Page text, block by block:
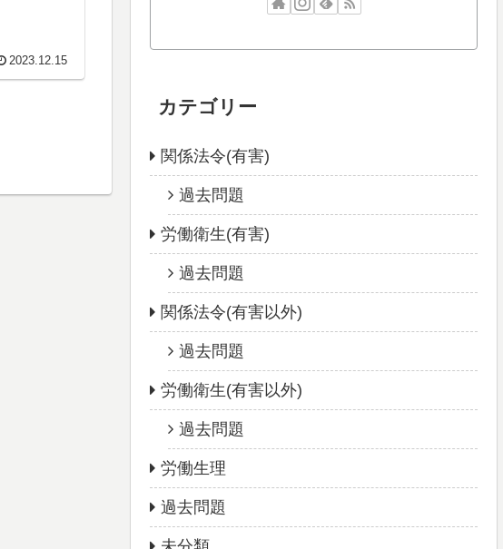
2023.12.15
カテゴリー
関係法令(有害)
過去問題
労働衛生(有害)
過去問題
関係法令(有害以外)
過去問題
労働衛生(有害以外)
過去問題
労働生理
過去問題